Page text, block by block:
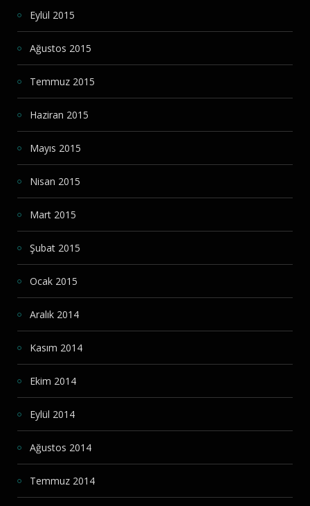
Eylül 2015
Ağustos 2015
Temmuz 2015
Haziran 2015
Mayıs 2015
Nisan 2015
Mart 2015
Şubat 2015
Ocak 2015
Aralık 2014
Kasım 2014
Ekim 2014
Eylül 2014
Ağustos 2014
Temmuz 2014